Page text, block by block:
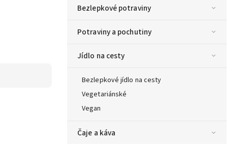
Bezlepkové potraviny
Potraviny a pochutiny
Jídlo na cesty
Bezlepkové jídlo na cesty
Vegetariánské
Vegan
Čaje a káva